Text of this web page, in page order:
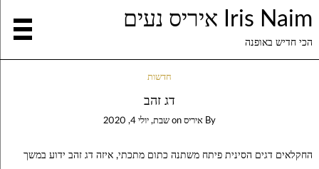
Iris Naim איריס נעים
הכי חדיש באופנה
חדשות
דג זהב
By איריס on שבת, יולי 4, 2020
החקלאים דגים הסינית פיתח משתנה כתום מתכתי, איזה דג זהב ידוע במשך